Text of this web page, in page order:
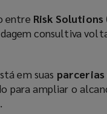
entre Risk Solutions
consultiva
em suas
para ampliar o